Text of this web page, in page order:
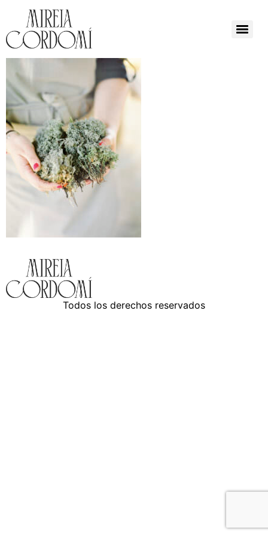
Todos los derechos reservados